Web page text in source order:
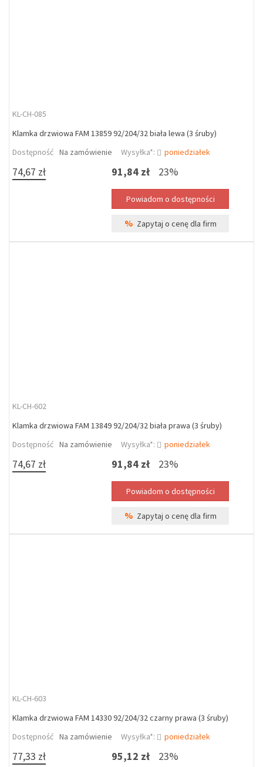
KL-CH-085
Klamka drzwiowa FAM 13859 92/204/32 biała lewa (3 śruby)
Dostępność Na zamówienie Wysyłka*: poniedziałek
74,67 zł 91,84 zł 23%
% Zapytaj o cenę dla firm
KL-CH-602
Klamka drzwiowa FAM 13849 92/204/32 biała prawa (3 śruby)
Dostępność Na zamówienie Wysyłka*: poniedziałek
74,67 zł 91,84 zł 23%
% Zapytaj o cenę dla firm
KL-CH-603
Klamka drzwiowa FAM 14330 92/204/32 czarny prawa (3 śruby)
Dostępność Na zamówienie Wysyłka*: poniedziałek
77,33 zł 95,12 zł 23%